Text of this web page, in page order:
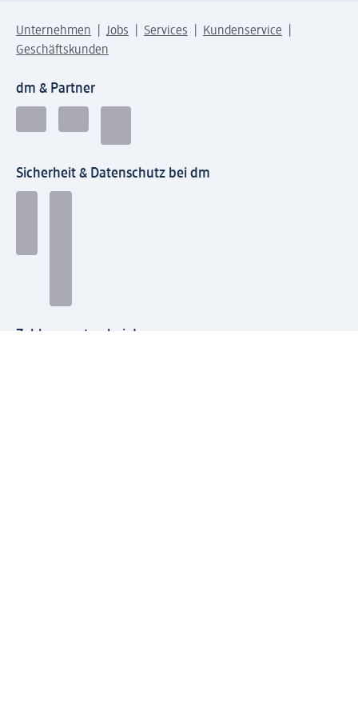
Unternehmen Jobs Services
Kundenservice
Geschäftskunden
dm & Partner
Sicherheit & Datenschutz bei dm
Zahlungsarten bei dm